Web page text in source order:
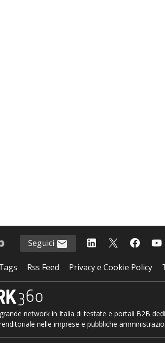
Seguici
Rss Feed Privacy e Cookie Policy
network in Italia di testate e portali B2B
nelle imprese e pubbliche